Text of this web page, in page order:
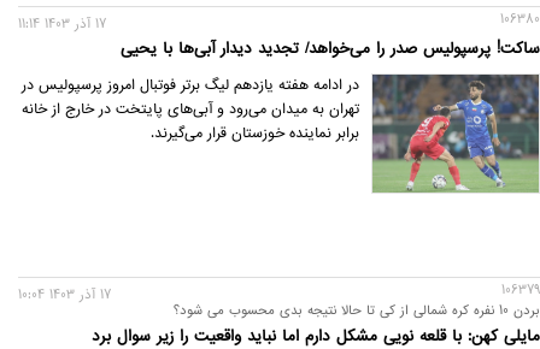
106380
ساکت! پرسپولیس صدر را می‌خواهد/ تجدید دیدار آبی‌ها با یحیی
17 آذر 1403 11:14
در ادامه هفته یازدهم لیگ برتر فوتبال امروز پرسپولیس در
تهران به میدان می‌رود و آبی‌های پایتخت در خارج از خانه
برابر نماینده خوزستان قرار می‌گیرند.
106379
بردن 10 نفره کره شمالی از کی تا حالا نتیجه بدی محسوب می شود؟
مایلی کهن: با قلعه نویی مشکل دارم اما نباید واقعیت را زیر سوال برد
17 آذر 1403 10:04